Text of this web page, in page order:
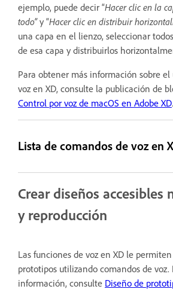
ejemplo, puede decir “Hacer clic en la
todo”y “Hacer clic en distribuir
una capa en el lienzo, seleccionar
de esa capa y distribuirlos
Para obtener más información sobre el
voz en XD, consulte la publicación de
Control por voz de macOS en Adobe XD.
Lista de comandos de voz en
Crear diseños accesibles
y reproducción
Las funciones de voz en XD le
prototipos utilizando comandos de
información, consulte Diseño de